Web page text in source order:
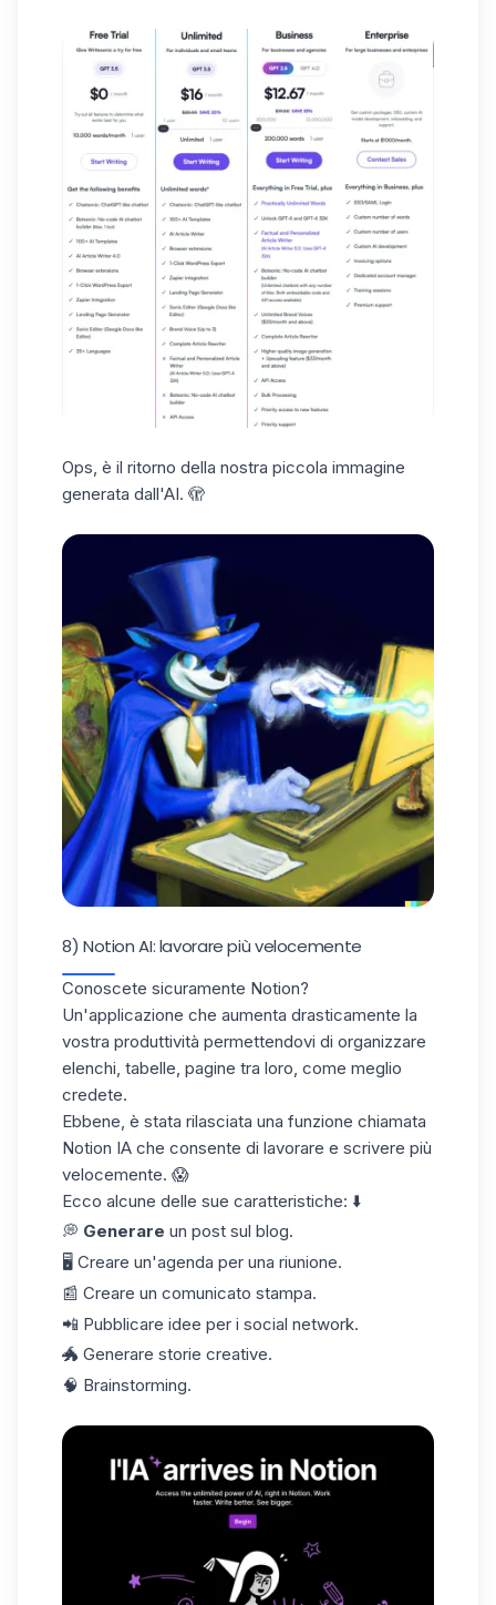
Ops, è il ritorno della nostra piccola immagine
generata dall'AI. 🫣
8) Notion AI: lavorare più velocemente
Conoscete sicuramente Notion?
Un'applicazione che aumenta drasticamente la
vostra produttività permettendovi di organizzare
elenchi, tabelle, pagine tra loro, come meglio
credete.
Ebbene, è stata rilasciata una funzione chiamata
Notion IA che consente di lavorare e scrivere più
velocemente. 😱
Ecco alcune delle sue caratteristiche: ⬇️
💭 Generare un post sul blog.
🖥️ Creare un'agenda per una riunione.
📰 Creare un comunicato stampa.
📲 Pubblicare idee per i social network.
🐲 Generare storie creative.
🧠 Brainstorming.